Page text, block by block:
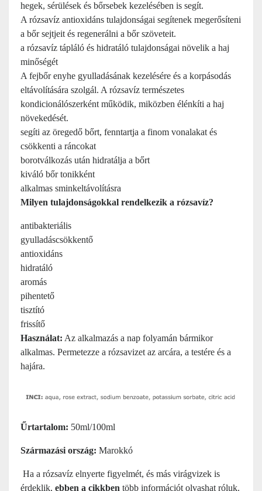
hegek, sérülések és bőrsebek kezelésében is segít.
A rózsavíz antioxidáns tulajdonságai segítenek megerősíteni
a bőr sejtjeit és regenerálni a bőr szöveteit.
a rózsavíz tápláló és hidratáló tulajdonságai növelik a haj
minőségét
A fejbőr enyhe gyulladásának kezelésére és a korpásodás
eltávolítására szolgál. A rózsavíz természetes
kondicionálószerként működik, miközben élénkíti a haj
növekedését.
segíti az öregedő bőrt, fenntartja a finom vonalakat és
csökkenti a ráncokat
borotválkozás után hidratálja a bőrt
kiváló bőr tonikként
alkalmas sminkeltávolításra
Milyen tulajdonságokkal rendelkezik a rózsavíz?
antibakteriális
gyulladáscsökkentő
antioxidáns
hidratáló
aromás
pihentető
tisztító
frissítő
Használat: Az alkalmazás a nap folyamán bármikor
alkalmas. Permetezze a rózsavizet az arcára, a testére és a
hajára.
Űrtartalom: 50ml/100ml
Származási ország: Marokkó
Ha a rózsavíz elnyerte figyelmét, és más virágvizek is
érdeklik, ebben a cikkben több információt olvashat róluk.